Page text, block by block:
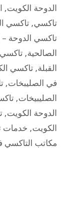
الدوحة الكويت,
تاكسي, تاكسي
تاكسي الدوحة –
الصالحية, تاكسي
القبلة, تاكسي
في الصليبخات,
الصليبيخات,
الدوحة الكويت,
الكويت, خدمات
مكاتب التاكسي